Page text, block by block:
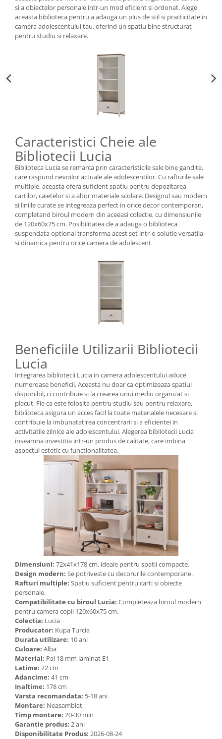
si a obiectelor personale intr-un mod eficient si ordonat. Alege
aceasta biblioteca pentru a adauga un plus de stil si practicitate in
camera adolescentului tau, oferind un spatiu bine structurat
pentru studiu si relaxare.
Caracteristici Cheie ale
Bibliotecii Lucia
Biblioteca Lucia se remarca prin caracteristicile sale bine gandite,
care raspund nevoilor actuale ale adolescentilor. Cu rafturile sale
multiple, aceasta ofera suficient spatiu pentru depozitarea
cartilor, caietelor si a altor materiale scolare. Designul sau modern
si liniile curate se integreaza perfect in orice decor contemporan,
completand biroul modern din aceeasi colectie, cu dimensiunile
de 120x60x75 cm. Posibilitatea de a adauga o biblioteca
suspendata optional transforma acest set intr-o solutie versatila
si dinamica pentru orice camera de adolescent.
Beneficiile Utilizarii Bibliotecii
Lucia
Integrarea bibliotecii Lucia in camera adolescentului aduce
numeroase beneficii. Aceasta nu doar ca optimizeaza spatiul
disponibil, ci contribuie si la crearea unui mediu organizat si
placut. Fie ca este folosita pentru studiu sau pentru relaxare,
biblioteca asigura un acces facil la toate materialele necesare si
contribuie la imbunatatirea concentrarii si a eficientei in
activitatile zilnice ale adolescentului. Alegerea bibliotecii Lucia
inseamna investitia intr-un produs de calitate, care imbina
aspectul estetic cu functionalitatea.
Dimensiuni: 72x41x178 cm, ideale pentru spatii compacte.
Design modern: Se potriveste cu decorurile contemporane.
Rafturi multiple: Spatiu suficient pentru carti si obiecte
personale.
Compatibilitate cu biroul Lucia: Completeaza biroul modern
pentru camera copii 120x60x75 cm.
Colectia: Lucia
Producator: Kupa Turcia
Durata utilizare: 10 ani
Culoare: Alba
Material: Pal 18 mm laminat E1
Latime: 72 cm
Adancime: 41 cm
Inaltime: 178 cm
Varsta recomandata: 5-18 ani
Montare: Neasamblat
Timp montare: 20-30 min
Garantie produs: 2 ani
Disponibilitate Produs: 2026-08-24